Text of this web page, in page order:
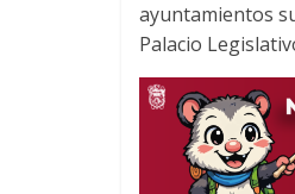
ayuntamientos
Palacio